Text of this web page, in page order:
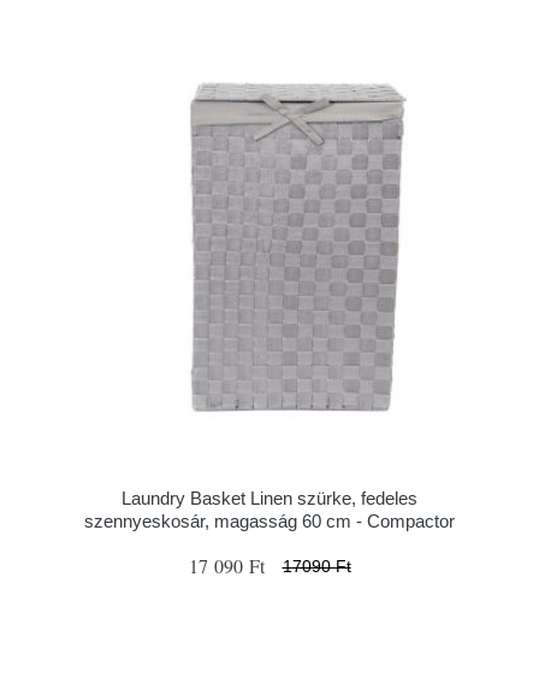
Laundry Basket Linen szürke, fedeles
szennyeskosár, magasság 60 cm - Compactor
17 090 Ft 17090 Ft